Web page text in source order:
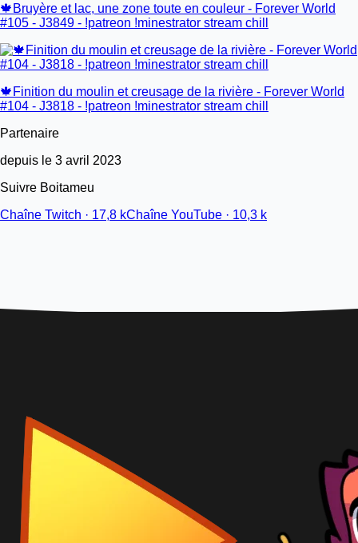
🍁Bruyère et lac, une zone toute en couleur - Forever World
#105 - J3849 - !patreon !minestrator stream chill
🍁Finition du moulin et creusage de la rivière - Forever World
#104 - J3818 - !patreon !minestrator stream chill
Partenaire
depuis le 3 avril 2023
Suivre Boitameu
Chaîne Twitch · 17,8 kChaîne YouTube · 10,3 k